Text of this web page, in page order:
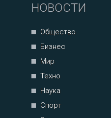
НОВОСТИ
Общество
Бизнес
Мир
Техно
Наука
Спорт